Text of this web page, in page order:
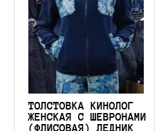
ТОЛСТОВКА КИНОЛОГ
ЖЕНСКАЯ С ШЕВРОНАМИ
(ФЛИСОВАЯ) ЛЕДНИК